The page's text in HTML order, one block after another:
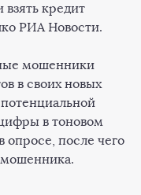
взять кредит
РИА Новости.
мошенники
в своих новых
в тоновом
опросе, после чего
мошенника.